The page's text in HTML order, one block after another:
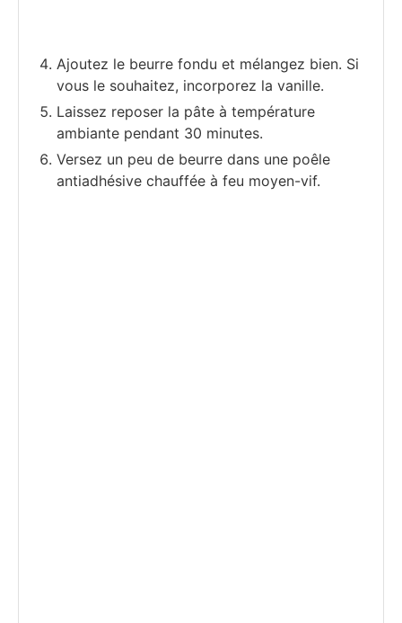
Ajoutez le beurre fondu et mélangez bien. Si
vous le souhaitez, incorporez la vanille.
Laissez reposer la pâte à température
ambiante pendant 30 minutes.
Versez un peu de beurre dans une poêle
antiadhésive chauffée à feu moyen-vif.